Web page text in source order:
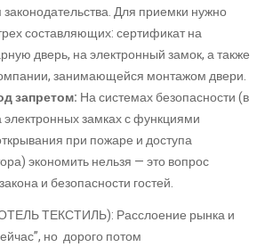
Для приемки нужно
составляющих: сертификат на
дверь, на электронный замок, а также
занимающейся монтажом двери.
запретом: На системах безопасности (в
электронных замках с функциями
при пожаре и доступа
экономить нельзя — это вопрос
и безопасности гостей.
ТЕКСТИЛЬ): Расслоение рынка и
но дорого потом